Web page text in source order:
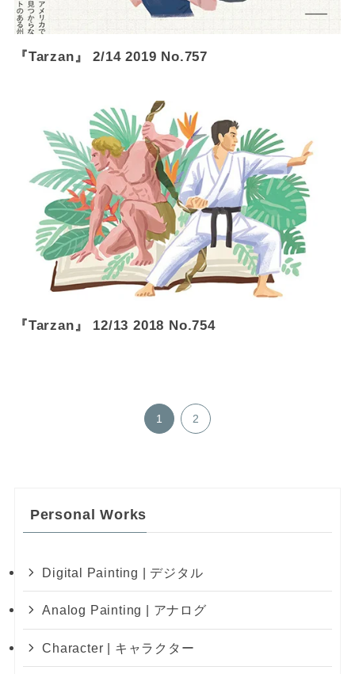
『Tarzan』 2/14 2019 No.757
『Tarzan』 12/13 2018 No.754
1 2
Personal Works
Digital Painting | デジタル
Analog Painting | アナログ
Character | キャラクター